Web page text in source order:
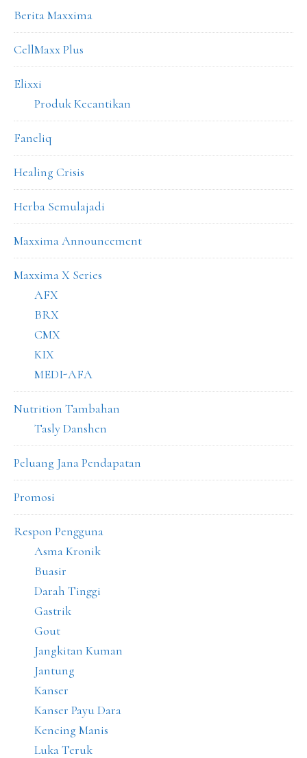
Berita Maxxima
CellMaxx Plus
Elixxi
Produk Kecantikan
Faneliq
Healing Crisis
Herba Semulajadi
Maxxima Announcement
Maxxima X Series
AFX
BRX
CMX
KIX
MEDI-AFA
Nutrition Tambahan
Tasly Danshen
Peluang Jana Pendapatan
Promosi
Respon Pengguna
Asma Kronik
Buasir
Darah Tinggi
Gastrik
Gout
Jangkitan Kuman
Jantung
Kanser
Kanser Payu Dara
Kencing Manis
Luka Teruk